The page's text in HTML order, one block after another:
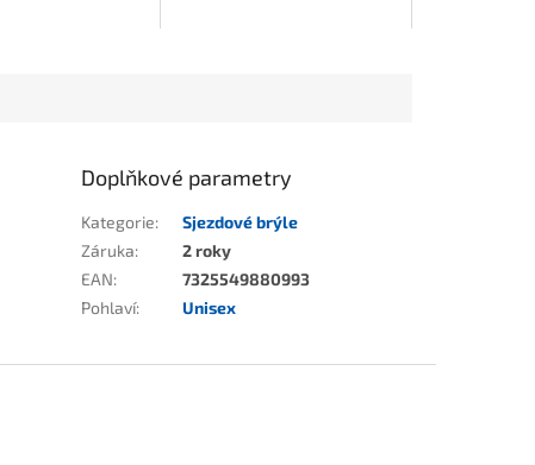
Doplňkové parametry
Kategorie:
Sjezdové brýle
Záruka:
2 roky
EAN:
7325549880993
Pohlaví: Unisex